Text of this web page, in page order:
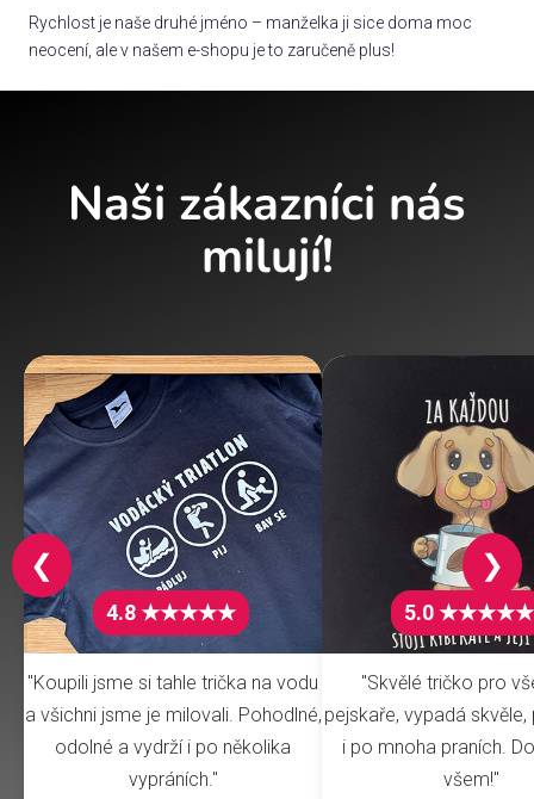
Rychlost je naše druhé jméno – manželka ji sice doma moc
neocení, ale v našem e-shopu je to zaručeně plus!
Naši zákazníci nás
milují!
4.8 ★★★★★
"Koupili jsme si tahle trička na vodu
a všichni jsme je milovali. Pohodlné,
odolné a vydrží i po několika
vypráních."
5.0 ★★★★★
"Skvělé tričko pro
pejskaře, vypadá
i po mnoha praních.
všem!"
❮ ❯